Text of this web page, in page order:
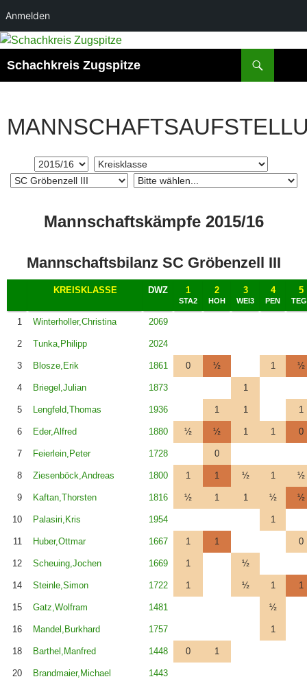
Anmelden
Schachkreis Zugspitze
Mannschaftskämpfe 2015/16
Mannschaftsbilanz SC Gröbenzell III
KREISKLASSE DWZ 1
STA2
2
HOH
3
WEI3
4
PEN
5
1 Winterholler,Christina 2069
2 Tunka,Philipp 2024
3 Blosze,Erik 1861 0 ½ 1 ½
4 Briegel,Julian 1873 1
5 Lengfeld,Thomas 1936 1 1 1
6 Eder,Alfred 1880 ½ ½ 1 1 0
7 Feierlein,Peter 1728 0
8 Ziesenböck,Andreas 1800 1 1 ½ 1 ½
9 Kaftan,Thorsten 1816 ½ 1 1 ½ ½
10 Palasiri,Kris 1954 1
11 Huber,Ottmar 1667 1 1 0
12 Scheuing,Jochen 1669 1 ½
14 Steinle,Simon 1722 1 ½ 1 1
15 Gatz,Wolfram 1481 ½
16 Mandel,Burkhard 1757 1
18 Barthel,Manfred 1448 0 1
20 Brandmaier,Michael 1443